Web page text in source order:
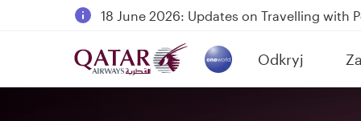
18 June 2026: Updates on Travelling with
6 August 2026: Qatar Airways flight
Qatar Airways Expands Global Network to
Odkryj
(active)